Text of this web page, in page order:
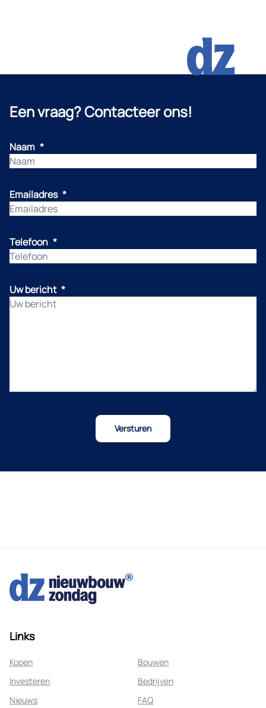
Een vraag? Contacteer ons!
Naam *
Emailadres *
Telefoon *
Uw bericht *
Links
Kopen
Bouwen
Investeren
Bedrijven
Nieuws
FAQ